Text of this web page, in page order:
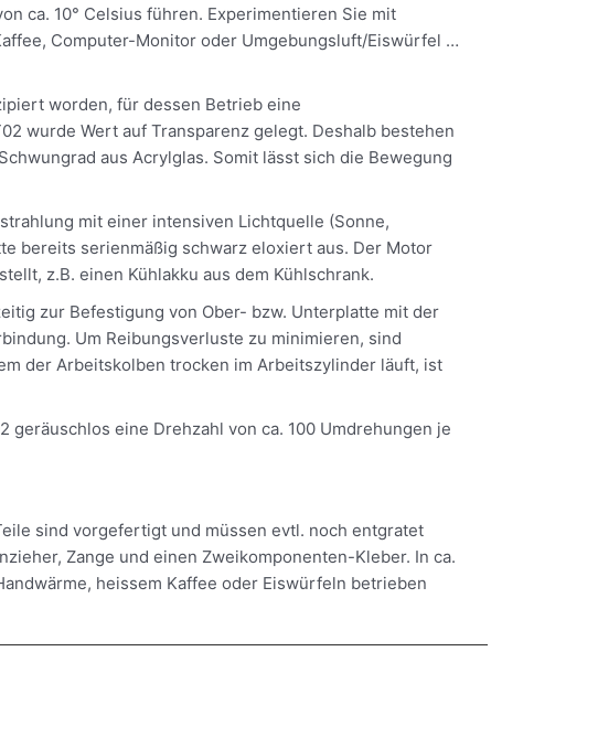
ca. 10° Celsius führen. Experimentieren Sie mit
Computer-Monitor oder Umgebungsluft/Eiswürfel …
worden, für dessen Betrieb eine
wurde Wert auf Transparenz gelegt. Deshalb bestehen
aus Acrylglas. Somit lässt sich die Bewegung
mit einer intensiven Lichtquelle (Sonne,
bereits serienmäßig schwarz eloxiert aus. Der Motor
z.B. einen Kühlakku aus dem Kühlschrank.
zur Befestigung von Ober- bzw. Unterplatte mit der
Um Reibungsverluste zu minimieren, sind
der Arbeitskolben trocken im Arbeitszylinder läuft, ist
eine Drehzahl von ca. 100 Umdrehungen je
sind vorgefertigt und müssen evtl. noch entgratet
Zange und einen Zweikomponenten-Kleber. In ca.
heissem Kaffee oder Eiswürfeln betrieben